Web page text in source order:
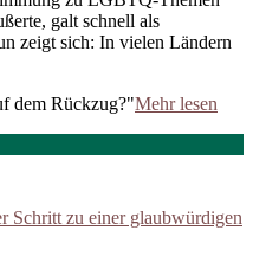
galt schnell als
zeigt sich: In vielen Ländern
dem Rückzug?"Mehr lesen